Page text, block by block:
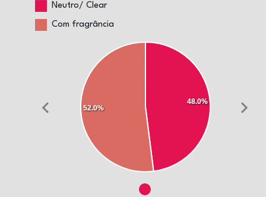
Neutro/ Clear
Com fragrância
48.0%
52.0%